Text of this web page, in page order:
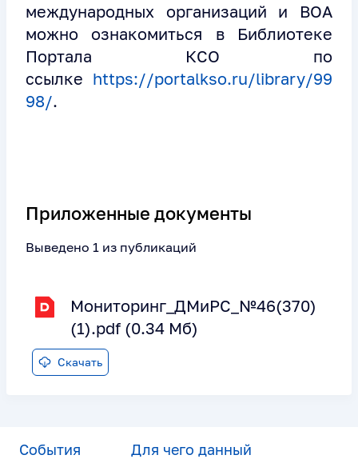
международных организаций и ВОА
можно ознакомиться в Библиотеке
Портала КСО по
ссылке https://portalkso.ru/library/99
98/.
Приложенные документы
Выведено 1 из публикаций
Мониторинг_ДМиРС_№46(370)
(1).pdf (0.34 Мб)
Скачать
События
Для чего данный